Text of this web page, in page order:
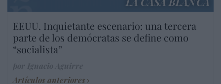
EEUU. Inquietante escenario: una tercera
parte de los demócratas se define como
“socialista”
Artículos anteriores